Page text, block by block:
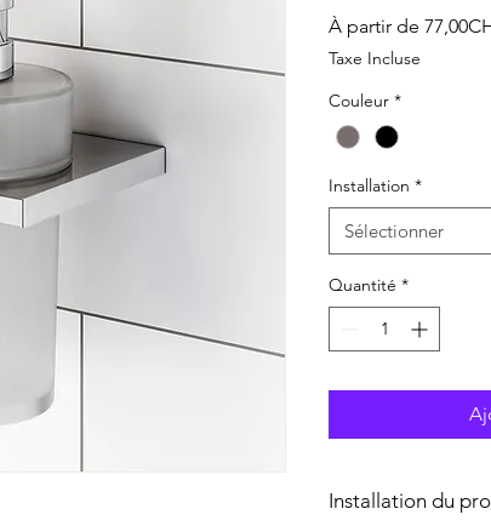
À partir de
Taxe Incluse
Couleur *
Installation *
Sélectionner
Quantité *
Installation du